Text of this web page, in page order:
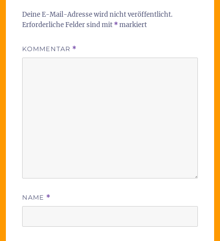
Deine E-Mail-Adresse wird nicht veröffentlicht.
Erforderliche Felder sind mit *markiert
KOMMENTAR *
NAME *